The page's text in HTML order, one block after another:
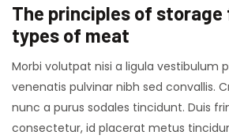
The principles of
types of meat
Morbi volutpat nisi a ligula vestibulum
venenatis pulvinar nibh sed convallis.
nunc a purus sodales tincidunt. Duis
consectetur, id placerat metus